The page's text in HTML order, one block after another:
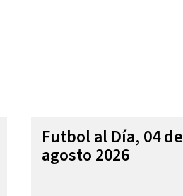
Futbol al Día, 04 de
agosto 2026